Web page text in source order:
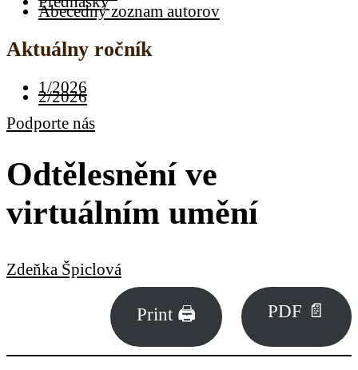
Abecedný zoznam autorov
Aktuálny ročník
1/2026
2/2026
Podporte nás
Odtělesnění ve
virtuálním umění
Zdeňka Špiclová
Print 🖨 PDF 📄